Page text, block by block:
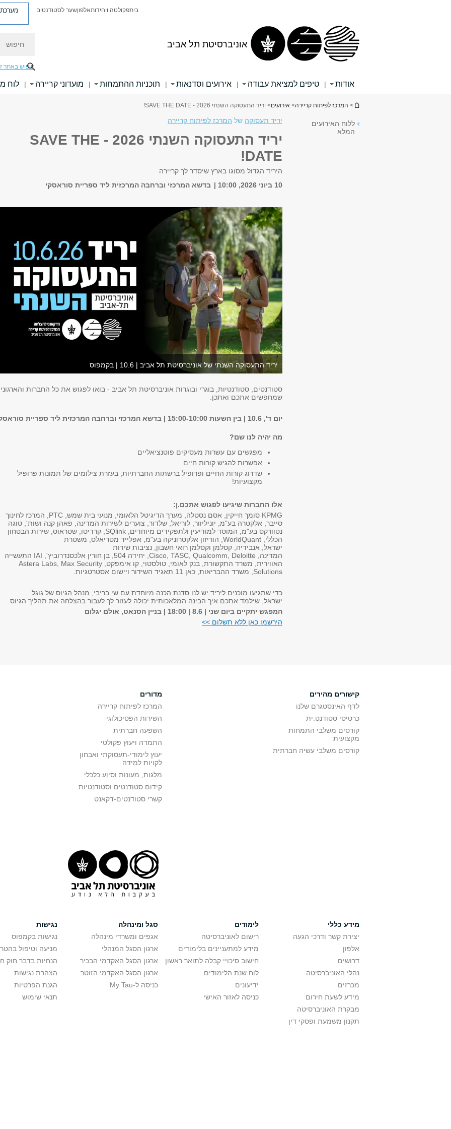
אוניברסיטת תל אביב
ביתפקולטה ויחידותאלפוןשער לסטודנטים מערכת
חיפוש באתר
אודות | טיפים למציאת עבודה | אירועים וסדנאות | תוכניות ההתמחות | מועדוני קריירה | לוח
הינך נמצא כאן
> המרכז לפיתוח קריירה> אירועים> יריד התעסוקה השנתי 2026 - SAVE THE DATE!
ללוח האירועים
המלא
יריד תעסוקה של המרכז לפיתוח קריירה
יריד התעסוקה השנתי 2026 - SAVE THE
DATE!
היריד הגדול מסוגו בארץ שיסדר לך קריירה
10 ביוני 2026, 10:00
בדשא המרכזי וברחבה המרכזית ליד ספריית סוראסקי
יריד התעסוקה השנתי של אוניברסיטת תל אביב | 10.6 | בקמפוס
סטודנטים, סטודנטיות, בוגרי ובוגרות אוניברסיטת תל אביב - בואו לפגוש את כל החברות
שמחפשים אתכם ואתכן.
יום ד', 10.6 | בין השעות 15:00-10:00 | בדשא המרכזי וברחבה המרכזית ליד ספריית סוראסקי
מה יהיה לנו שם?
מפגשים עם עשרות מעסיקים פוטנציאליים
אפשרות להגיש קורות חיים
שדרוג קורות החיים ופרופיל ברשתות החברתיות, בעזרת צילומים של תמונות פרופיל
מקצועיות!
אלו החברות שיגיעו לפגוש אתכם.ן:
KPMG סומך חייקין, אסם נסטלה, מערך הדיגיטל הלאומי, מנועי בית שמש, PTC, המרכז לחינוך
סייבר, אלקטרה בע"מ, יוניליוור, לוריאל, שלדור, צוערים לשירות המדינה, פאהן קנה ושות', טוגה
נטוורקס בע"מ, המוסד למודיעין ולתפקידים מיוחדים, SQlink, קרדיטו, שטראוס, שירות הבטחון
הכללי, WorldQuant, הוריזון אלקטרוניקה בע"מ, אפלייד מטריאלס, משטרת
ישראל, אנבידיה, קסלמן וקסלמן רואי חשבון, נציבות שירות
המדינה, Cisco, TASC, Qualcomm, Deloitte, יחידה 504, בן חורין אלכסנדרוביץ', IAI התעשייה
האווירית, משרד התקשורת, בנק לאומי, טולסטוי, קו אימפקט, Astera Labs, Max Security
Solutions, משרד ההבריאות, כאן 11 תאגיד השידור ויישום אסטרטגיות.
כדי שתגיעו מוכנים ליריד יש לנו סדנת הכנה מיוחדת עם שי בריבי, מנהל הגיוס של גוגל
ישראל, שילמד אתכם איך הבינה המלאכותית יכולה לעזור לך לעבור בהצלחה את תהליך הגיוס.
המפגש יתקיים ביום שני | 8.6 | 18:00 | בניין הסנאט, אולם יגלום
הירשמו כאן ללא תשלום >>
קישורים מהירים
לדף האינסטגרם שלנו
כרטיסי סטודנט.ית
קורסים משלבי התמחות
מקצועית
קורסים משלבי עשיה חברתית
מדורים
המרכז לפיתוח קריירה
השירות הפסיכולוגי
השפעה חברתית
התמדה ויעוץ פקולטי
יעוץ לימודי-תעסוקתי ואבחון
לקויות למידה
מלגות, מעונות וסיוע כלכלי
קידום סטודנטים וסטודנטיות
קשרי סטודנטים-דקאנט
מידע כללי
יצירת קשר ודרכי הגעה
אלפון
דרושים
נהלי האוניברסיטה
מכרזים
מידע לשעת חירום
מבקרת האוניברסיטה
תקנון משמעת ופסקי דין
לימודים
רישום לאוניברסיטה
מידע למתעניינים בלימודים
חישוב סיכויי קבלה לתואר ראשון
לוח שנת הלימודים
ידיעונים
כניסה לאזור האישי
סגל ומינהלה
אגפים ומשרדי מינהלה
ארגון הסגל המנהלי
ארגון הסגל האקדמי הבכיר
ארגון הסגל האקדמי הזוטר
כניסה ל-My Tau
נגישות
נגישות בקמפוס
מניעה וטיפול
הנחיות בדבר חוק
הצהרת נגישות
הגנת הפרטיות
תנאי שימוש